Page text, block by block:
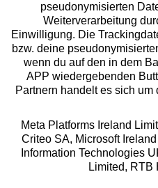
Über uns
Rechtliches
Alle Preise inkl. MwSt., zzgl.
** Bonität vorausgesetzt, berechtigt zur
pseudonymisierten
Weiterverarbeitung
Einwilligung. Die
bzw. deine
wenn du auf den in dem
APP wiedergebenden
Partnern handelt es sich
Meta Platforms Ireland
Criteo SA, Microsoft
Information Technologies
Limited, RTB